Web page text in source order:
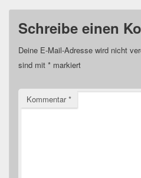
Schreibe einen
Deine E-Mail-Adresse wird nicht
sind mit * markiert
Kommentar*